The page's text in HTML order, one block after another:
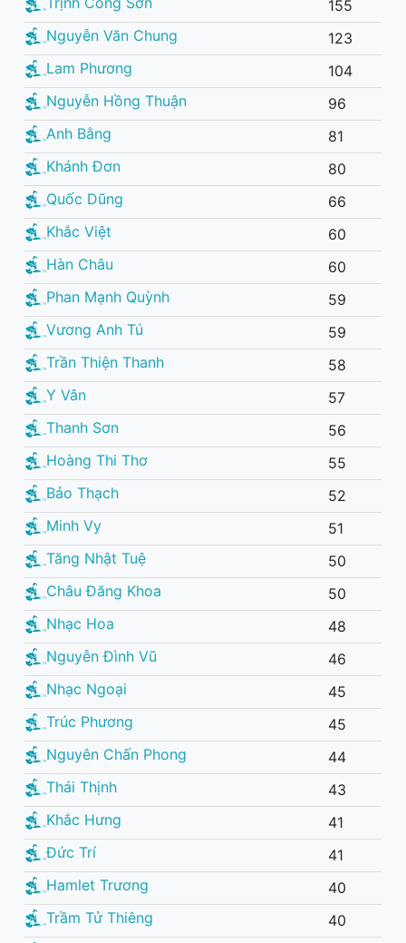
155
Nguyễn Văn Chung
123
Lam Phương
104
Nguyễn Hồng Thuận
96
Anh Bằng
81
Khánh Đơn
80
Quốc Dũng
66
Khắc Việt
60
Hàn Châu
60
Phan Mạnh Quỳnh
59
Vương Anh Tú
59
Trần Thiện Thanh
58
Y Vân
57
Thanh Sơn
56
Hoàng Thi Thơ
55
Bảo Thạch
52
Minh Vy
51
Tăng Nhật Tuệ
50
Châu Đăng Khoa
50
Nhạc Hoa
48
Nguyễn Đình Vũ
46
Nhạc Ngoại
45
Trúc Phương
45
Nguyên Chấn Phong
44
Thái Thịnh
43
Khắc Hưng
41
Đức Trí
41
Hamlet Trương
40
Trầm Tử Thiêng
40